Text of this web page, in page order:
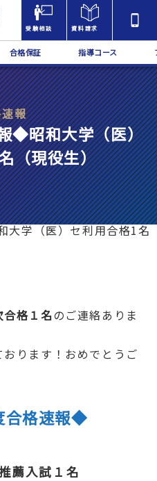
受験相談 資料請求
合格保証 指導コース
報
◆昭和大学（医）
（現役生）
合格１名のご連絡ありま
ります！おめでとうご
格速報◆
薦入試１名